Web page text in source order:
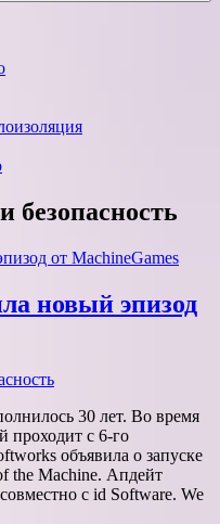
новый эпизод
30 лет. Во время
проходит с 6-го
объявила о запуске
the Machine. Апдейт
с id Software. We